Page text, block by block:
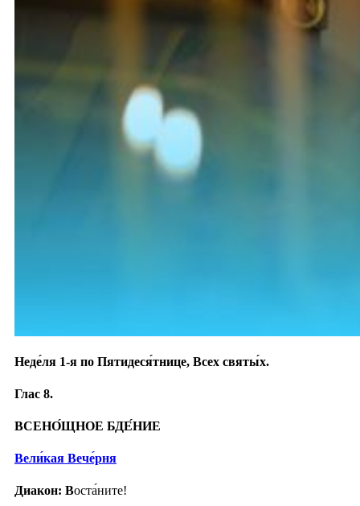
Неде́ля 1-я по Пятидеся́тнице, Всех святы́х.
Глас 8.
ВСЕНО́ЩНОЕ БДЕ́НИЕ
Вели́кая Вече́рня
Диакон: Воста́ните!